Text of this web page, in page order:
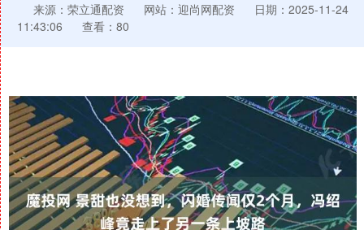
来源：荣立通配资 网站：迎尚网配资
日期：2025-11-24
11:43:06
查看：80